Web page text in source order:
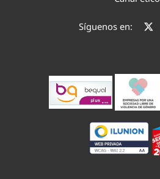
Síguenos en: